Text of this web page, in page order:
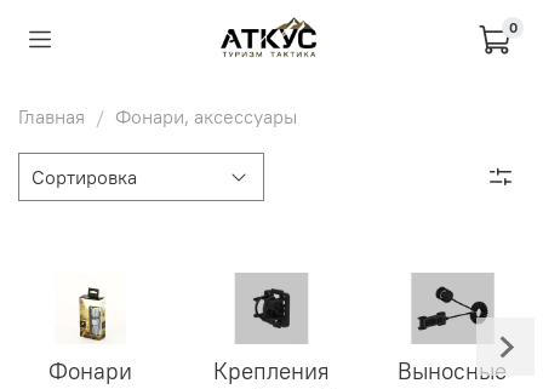
0
Главная Фонари, аксессуары
Фонари
Крепления
Выносные